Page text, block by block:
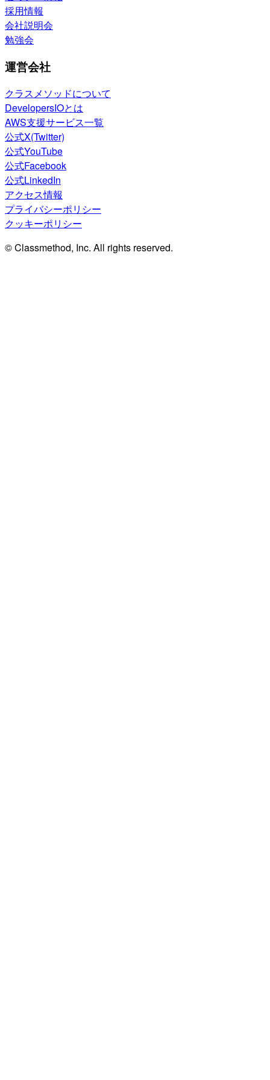
採用情報
会社説明会
勉強会
運営会社
クラスメソッドについて
DevelopersIOとは
AWS支援サービス一覧
公式X(Twitter)
公式YouTube
公式Facebook
公式LinkedIn
アクセス情報
プライバシーポリシー
クッキーポリシー
© Classmethod, Inc. All rights reserved.